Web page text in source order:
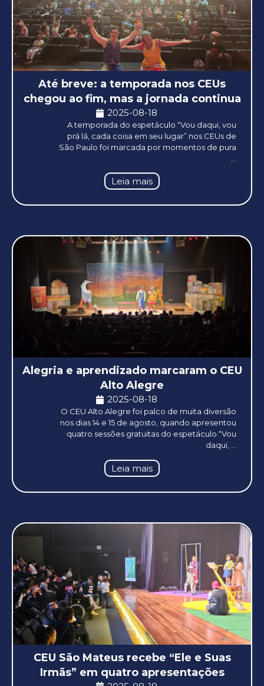
Até breve: a temporada nos CEUs
chegou ao fim, mas a jornada continua
2025-08-18
A temporada do espetáculo “Vou daqui, vou
prá lá, cada coisa em seu lugar” nos CEUs de
São Paulo foi marcada por momentos de pura
Leia mais
Alegria e aprendizado marcaram o CEU
Alto Alegre
2025-08-18
O CEU Alto Alegre foi palco de muita diversão
nos dias 14 e 15 de agosto, quando apresentou
quatro sessões gratuitas do espetáculo “Vou
daqui, ...
Leia mais
CEU São Mateus recebe “Ele e Suas
Irmãs” em quatro apresentações